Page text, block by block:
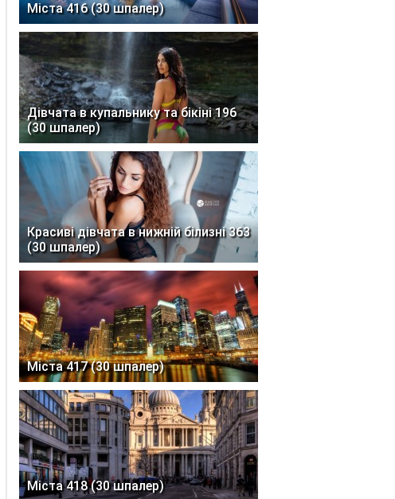
Міста 416 (30 шпалер)
Дівчата в купальнику та бікіні 196
(30 шпалер)
Красиві дівчата в нижній білизні 363
(30 шпалер)
Міста 417 (30 шпалер)
Міста 418 (30 шпалер)